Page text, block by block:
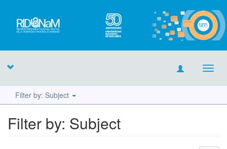
Filter by: Subject
Filter by: Subject